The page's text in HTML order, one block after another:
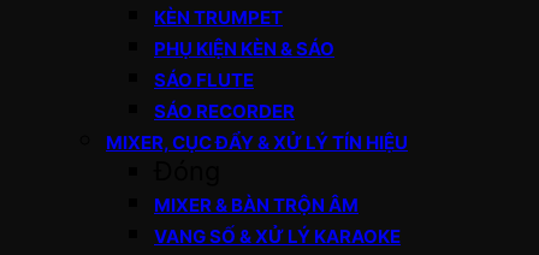
KÈN TRUMPET
PHỤ KIỆN KÈN & SÁO
SÁO FLUTE
SÁO RECORDER
MIXER, CỤC ĐẨY & XỬ LÝ TÍN HIỆU
MIXER & BÀN TRỘN ÂM
VANG SỐ & XỬ LÝ KARAOKE